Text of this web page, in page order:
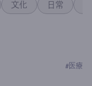
文化 日常
# 医療